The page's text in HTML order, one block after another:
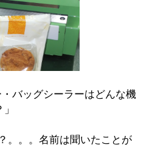
バッグシーラーはどんな機
。。名前は聞いたことが